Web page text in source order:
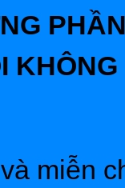
miễn